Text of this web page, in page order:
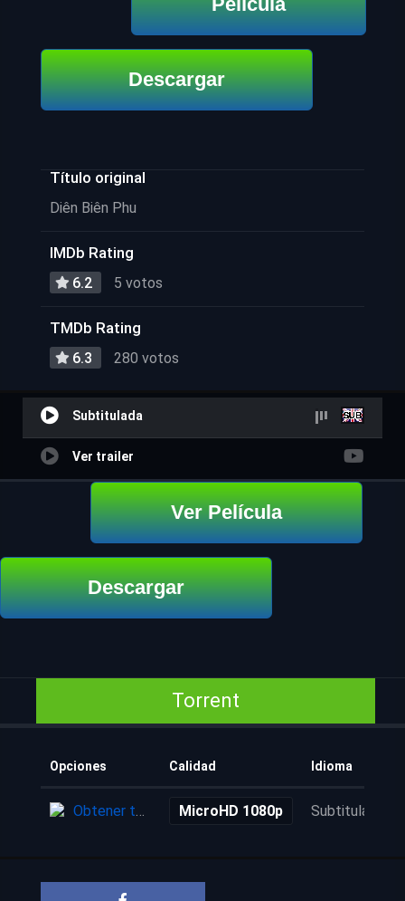
Descargar
Título original
Diên Biên Phu
IMDb Rating
6.2 5 votos
TMDb Rating
6.3 280 votos
Subtitulada
Ver trailer
Ver Película
Descargar
Torrent
Opciones Calidad Idioma
Obtener torrent MicroHD 1080p Subtitulada